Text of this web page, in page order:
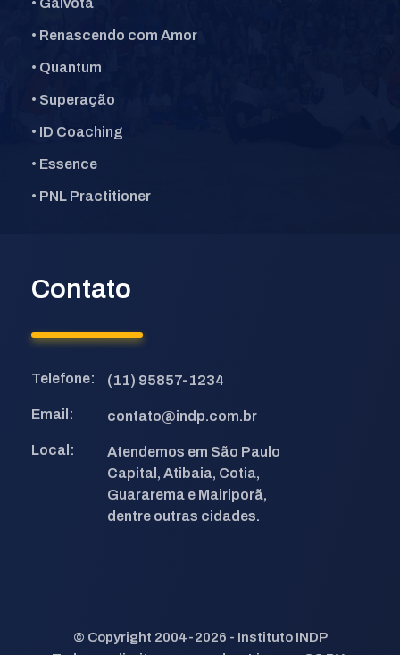
• Renascendo com Amor
• Quantum
• Superação
• ID Coaching
• Essence
• PNL Practitioner
Contato
Telefone: (11) 95857-1234
Email: contato@indp.com.br
Local:
Atendemos em São Paulo
Capital, Atibaia, Cotia,
Guararema e Mairiporã,
dentre outras cidades.
© Copyright 2004-2026 - Instituto INDP